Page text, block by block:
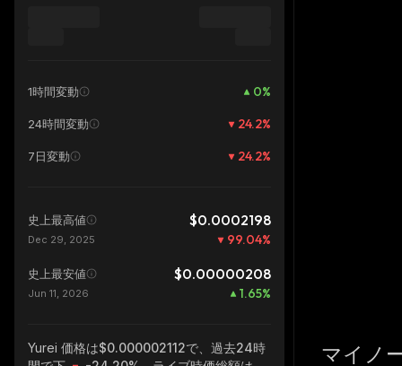
1時間変動 0%
24時間変動 24.2%
7日変動 24.2%
史上最高値 $0.0002198
Dec 29, 2025 99.04%
史上最安値 $0.00000208
Jun 11, 2026 1.65%
Yurei 価格は$0.000002112で、過去24時
マイノ